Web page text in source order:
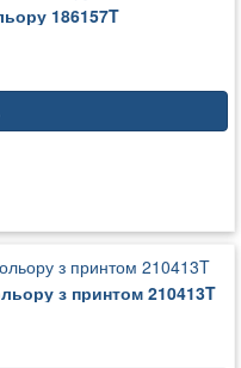
186157T
з принтом 210413T